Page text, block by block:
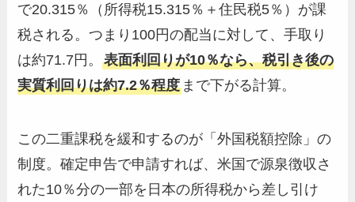
で20.315％（所得税15.315％＋住民税5％）が課
税される。つまり100円の配当に対して、手取り
は約71.7円。表面利回りが10％なら、税引き後の
実質利回りは約7.2％程度 まで下がる計算。
この二重課税を緩和するのが「外国税額控除」の
制度。確定申告で申請すれば、米国で源泉徴収さ
れた10％分の一部を日本の所得税から差し引け